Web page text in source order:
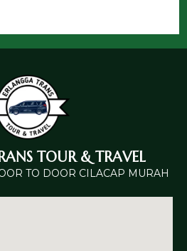
TOUR & TRAVEL
TO DOOR CILACAP MURAH